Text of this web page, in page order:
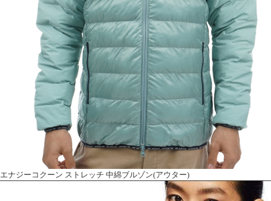
エナジーコクーン ストレッチ 中綿ブルゾン(アウター)